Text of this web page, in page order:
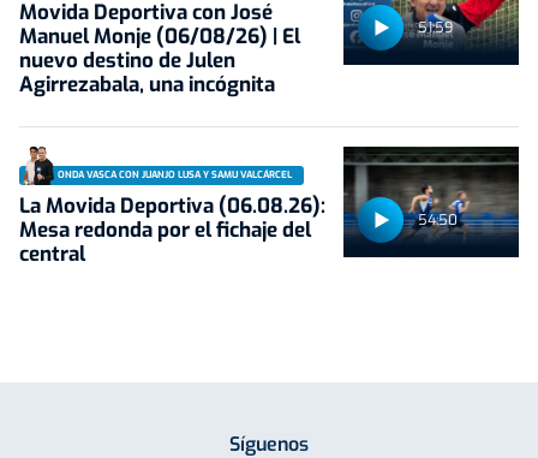
51:59
Movida Deportiva con José
Manuel Monje (06/08/26) | El
nuevo destino de Julen
Agirrezabala, una incógnita
54:50
ONDA VASCA CON JUANJO LUSA Y SAMU VALCÁRCEL
La Movida Deportiva (06.08.26):
Mesa redonda por el fichaje del
central
Síguenos